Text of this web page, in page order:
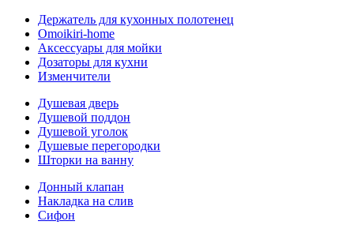
Держатель для кухонных полотенец
Omoikiri-home
Аксессуары для мойки
Дозаторы для кухни
Изменчители
Душевая дверь
Душевой поддон
Душевой уголок
Душевые перегородки
Шторки на ванну
Донный клапан
Накладка на слив
Сифон